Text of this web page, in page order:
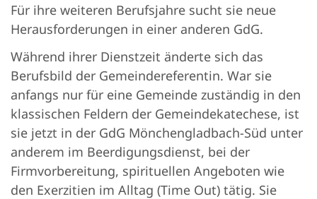
Für ihre weiteren Berufsjahre sucht sie neue
Herausforderungen in einer anderen GdG.
Während ihrer Dienstzeit änderte sich das
Berufsbild der Gemeindereferentin. War sie
anfangs nur für eine Gemeinde zuständig in den
klassischen Feldern der Gemeindekatechese, ist
sie jetzt in der GdG Mönchengladbach-Süd unter
anderem im Beerdigungsdienst, bei der
Firmvorbereitung, spirituellen Angeboten wie
den Exerzitien im Alltag (Time Out) tätig. Sie